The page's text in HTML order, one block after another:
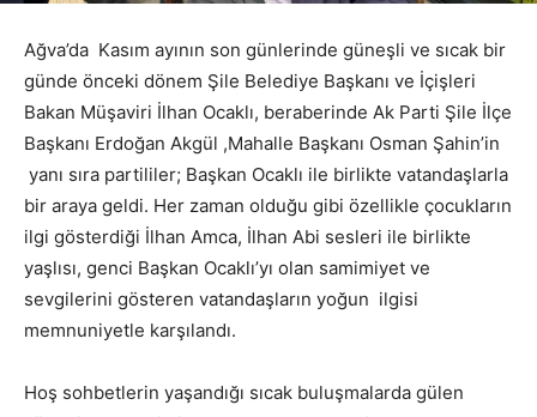
Ağva’da Kasım ayının son günlerinde güneşli ve sıcak bir
günde önceki dönem Şile Belediye Başkanı ve İçişleri
Bakan Müşaviri İlhan Ocaklı, beraberinde Ak Parti Şile İlçe
Başkanı Erdoğan Akgül ,Mahalle Başkanı Osman Şahin’in
yanı sıra partililer; Başkan Ocaklı ile birlikte vatandaşlarla
bir araya geldi. Her zaman olduğu gibi özellikle çocukların
ilgi gösterdiği İlhan Amca, İlhan Abi sesleri ile birlikte
yaşlısı, genci Başkan Ocaklı’yı olan samimiyet ve
sevgilerini gösteren vatandaşların yoğun ilgisi
memnuniyetle karşılandı.
Hoş sohbetlerin yaşandığı sıcak buluşmalarda gülen